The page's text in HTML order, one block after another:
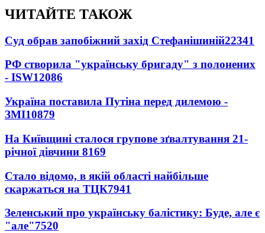
ЧИТАЙТЕ ТАКОЖ
Суд обрав запобіжний захід Стефанішиній22341
РФ створила "українську бригаду" з полонених
- ISW12086
Україна поставила Путіна перед дилемою -
ЗМІ10879
На Київщині сталося групове зґвалтування 21-
річної дівчини 8169
Стало відомо, в якій області найбільше
скаржаться на ТЦК7941
Зеленський про українську балістику: Буде, але є
"але"7520